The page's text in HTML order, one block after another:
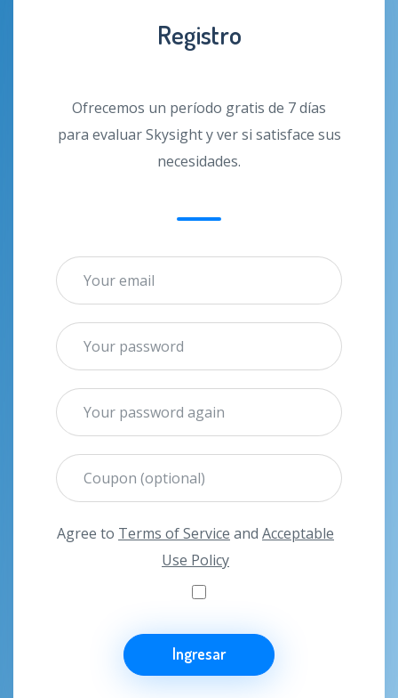
Registro
Ofrecemos un período gratis de 7 días
para evaluar Skysight y ver si satisface sus
necesidades.
Agree to Terms of Service and Acceptable
Use Policy
Ingresar